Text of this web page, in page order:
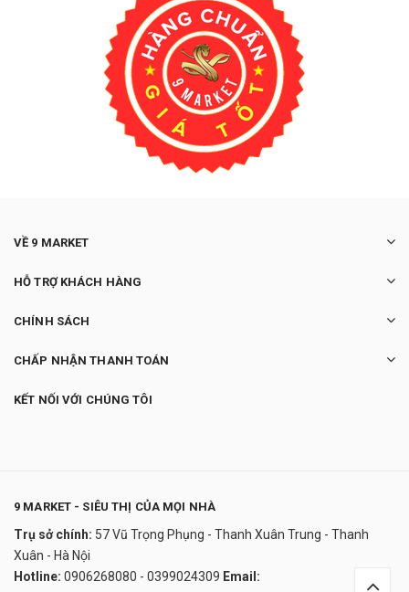
VỀ 9 MARKET
HỖ TRỢ KHÁCH HÀNG
CHÍNH SÁCH
CHẤP NHẬN THANH TOÁN
KẾT NỐI VỚI CHÚNG TÔI
9 MARKET - SIÊU THỊ CỦA MỌI NHÀ
Trụ sở chính: 57 Vũ Trọng Phụng - Thanh Xuân Trung - Thanh
Xuân - Hà Nội
Hotline: 0906268080 - 0399024309 Email:
Radical New Age Nhật Bản